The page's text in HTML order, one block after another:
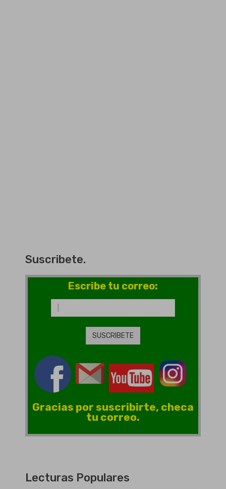
Suscribete.
Escribe tu correo:
Gracias por suscribirte, checa
tu correo.
Lecturas Populares